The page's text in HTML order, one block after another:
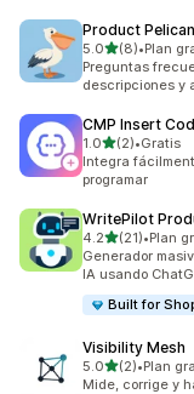
Product Pelican
5.0de 5 estrellas
(8)
8 reseñas en
•Plan
Preguntas
descripciones y
CMP Insert
1.0de 5 estrellas
(2)
2 reseñas en total
•Gratis
Integra
programar
WritePilot
4.2de 5 estrellas
(21)
21 reseñas en
•Plan
Generador
IA usando
Built for
Visibility Mesh
5.0de 5 estrellas
(2)
2 reseñas en
•Plan
Mide, corrige y